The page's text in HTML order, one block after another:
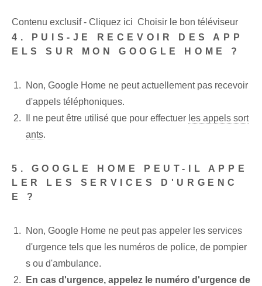
Contenu exclusif - Cliquez ici Choisir le bon téléviseur
4. PUIS-JE RECEVOIR DES APP
ELS SUR MON GOOGLE HOME ?
Non, Google Home ne peut actuellement pas recevoir
d'appels téléphoniques.
Il ne peut être utilisé que pour effectuer les appels sort
ants.
5. GOOGLE HOME PEUT-IL APPE
LER LES SERVICES D'URGENC
E ?
Non, Google Home ne peut pas appeler les services
d'urgence tels que les numéros de police, de pompier
s ou d'ambulance.
En cas d'urgence, appelez le numéro d'urgence de